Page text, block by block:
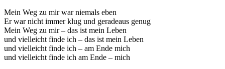
Mein Weg zu mir war niemals eben
Er war nicht immer klug und geradeaus genug
Mein Weg zu mir – das ist mein Leben
und vielleicht finde ich – das ist mein Leben
und vielleicht finde ich – am Ende mich
und vielleicht finde ich am Ende – mich